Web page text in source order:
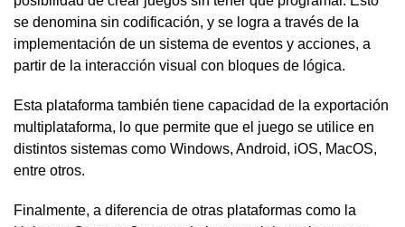
se denomina sin codificación, y se logra a través de la
implementación de un sistema de eventos y acciones, a
partir de la interacción visual con bloques de lógica.
Esta plataforma también tiene capacidad de la exportación
multiplataforma, lo que permite que el juego se utilice en
distintos sistemas como Windows, Android, iOS, MacOS,
entre otros.
Finalmente, a diferencia de otras plataformas como la